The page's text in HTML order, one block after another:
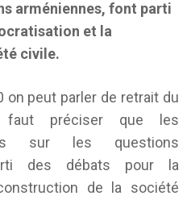
arméniennes, font parti
et la
civile.
on peut parler de retrait du
faut préciser que les
sur les questions
des débats pour la
de la société